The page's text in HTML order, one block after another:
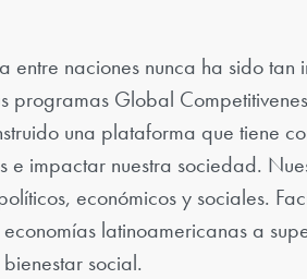
entre naciones nunca ha sido tan
programas Global
una plataforma que tiene
e impactar nuestra sociedad.
económicos y sociales.
latinoamericanas a
social.